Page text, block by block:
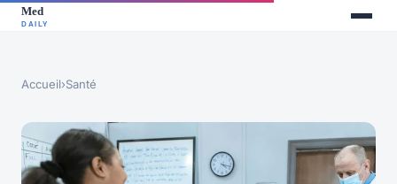
Accueil›Santé